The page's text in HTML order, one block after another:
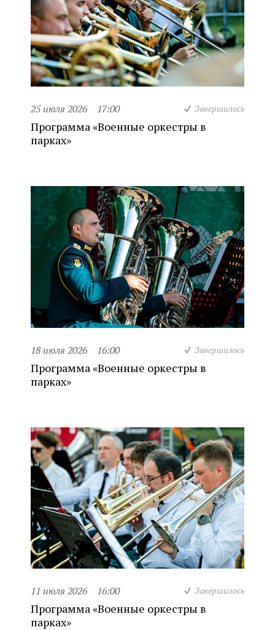
25 июля 2026 17:00 Завершилось
Программа «Военные оркестры в
парках»
18 июля 2026 16:00 Завершилось
Программа «Военные оркестры в
парках»
11 июля 2026 16:00 Завершилось
Программа «Военные оркестры в
парках»